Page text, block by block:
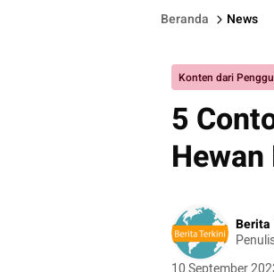
Beranda News
Konten dari
5